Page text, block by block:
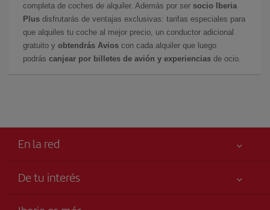
completa de coches de alquiler. Además por ser socio Iberia
Plus disfrutarás de ventajas exclusivas: tarifas especiales para
que alquiles tu coche al mejor precio, un conductor adicional
gratuito y obtendrás Avios con cada alquiler que luego
podrás canjear por billetes de avión y experiencias de ocio.
En la red
De tu interés